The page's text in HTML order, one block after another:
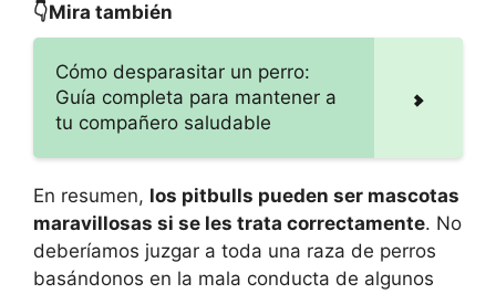
👇Mira también
Cómo desparasitar un perro:
Guía completa para mantener a
tu compañero saludable
En resumen, los pitbulls pueden ser mascotas
maravillosas si se les trata correctamente. No
deberíamos juzgar a toda una raza de perros
basándonos en la mala conducta de algunos